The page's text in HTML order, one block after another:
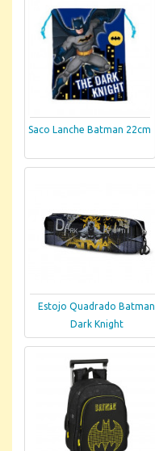
Saco Lanche Batman 22cm
Estojo Quadrado Batman
Dark Knight